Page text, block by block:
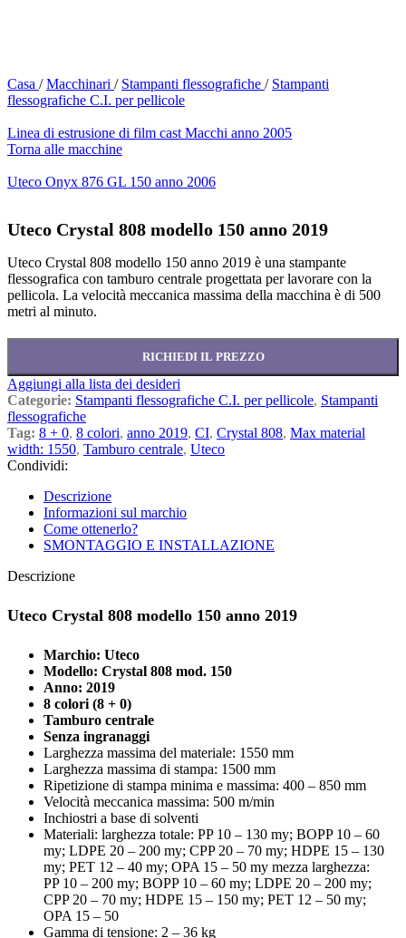
Casa / Macchinari / Stampanti flessografiche / Stampanti
flessografiche C.I. per pellicole
Linea di estrusione di film cast Macchi anno 2005
Torna alle macchine
Uteco Onyx 876 GL 150 anno 2006
Uteco Crystal 808 modello 150 anno 2019
Uteco Crystal 808 modello 150 anno 2019 è una stampante
flessografica con tamburo centrale progettata per lavorare con la
pellicola. La velocità meccanica massima della macchina è di 500
metri al minuto.
RICHIEDI IL PREZZO
Aggiungi alla lista dei desideri
Categorie: Stampanti flessografiche C.I. per pellicole, Stampanti
flessografiche
Tag: 8 + 0, 8 colori, anno 2019, CI, Crystal 808, Max material
width: 1550, Tamburo centrale, Uteco
Condividi:
Descrizione
Informazioni sul marchio
Come ottenerlo?
SMONTAGGIO E INSTALLAZIONE
Descrizione
Uteco Crystal 808 modello 150 anno 2019
Marchio: Uteco
Modello: Crystal 808 mod. 150
Anno: 2019
8 colori (8 + 0)
Tamburo centrale
Senza ingranaggi
Larghezza massima del materiale: 1550 mm
Larghezza massima di stampa: 1500 mm
Ripetizione di stampa minima e massima: 400 – 850 mm
Velocità meccanica massima: 500 m/min
Inchiostri a base di solventi
Materiali: larghezza totale: PP 10 – 130 my; BOPP 10 – 60
my; LDPE 20 – 200 my; CPP 20 – 70 my; HDPE 15 – 130
my; PET 12 – 40 my; OPA 15 – 50 my mezza larghezza:
PP 10 – 200 my; BOPP 10 – 60 my; LDPE 20 – 200 my;
CPP 20 – 70 my; HDPE 15 – 150 my; PET 12 – 50 my;
OPA 15 – 50
Gamma di tensione: 2 – 36 kg